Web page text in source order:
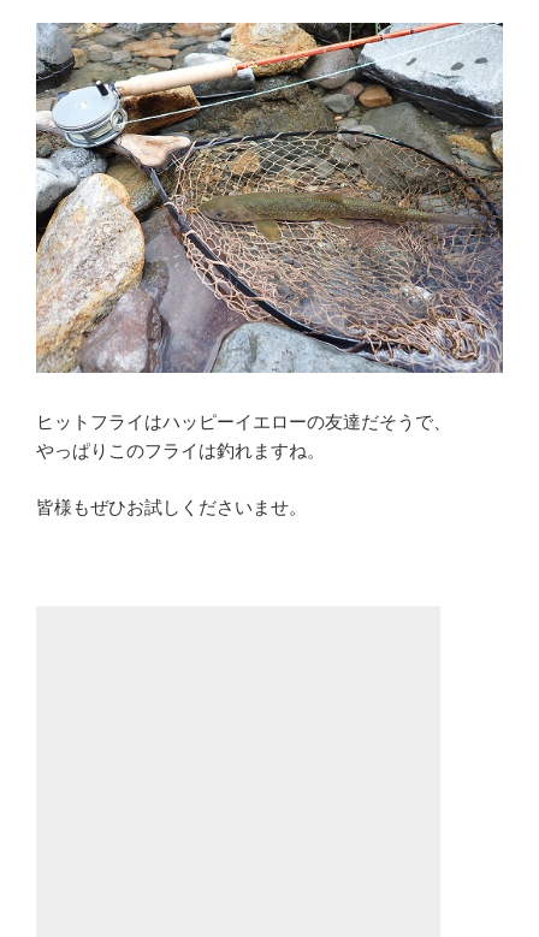
ヒットフライはハッピーイエローの友達だそうで、
やっぱりこのフライは釣れますね。
皆様もぜひお試しくださいませ。